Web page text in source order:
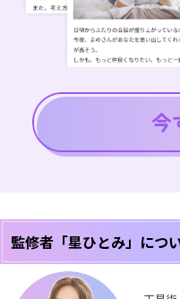
監修者「星ひとみ」につ